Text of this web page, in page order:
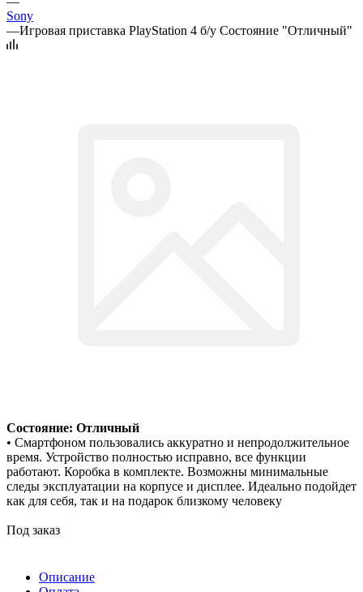
Sony
—Игровая приставка PlayStation 4 б/у Состояние "Отличный"
Состояние: Отличный
• Смартфоном пользовались аккуратно и непродолжительное
время. Устройство полностью исправно, все функции
работают. Коробка в комплекте. Возможны минимальные
следы эксплуатации на корпусе и дисплее. Идеально подойдет
как для себя, так и на подарок близкому человеку
Под заказ
Описание